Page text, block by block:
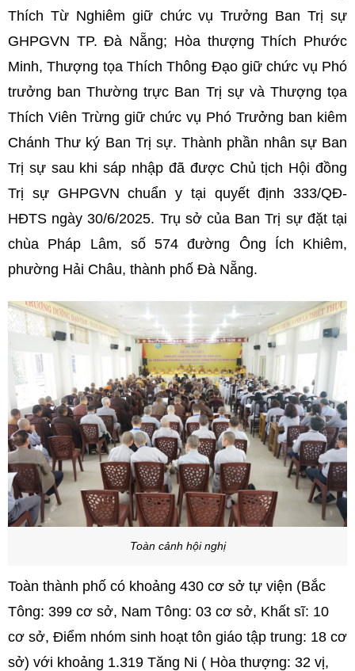
Thích Từ Nghiêm giữ chức vụ Trưởng Ban Trị sự
GHPGVN TP. Đà Nẵng; Hòa thượng Thích Phước
Minh, Thượng tọa Thích Thông Đạo giữ chức vụ Phó
trưởng ban Thường trực Ban Trị sự và Thượng tọa
Thích Viên Trừng giữ chức vụ Phó Trưởng ban kiêm
Chánh Thư ký Ban Trị sự. Thành phần nhân sự Ban
Trị sự sau khi sáp nhập đã được Chủ tịch Hội đồng
Trị sự GHPGVN chuẩn y tại quyết định 333/QĐ-
HĐTS ngày 30/6/2025. Trụ sở của Ban Trị sự đặt tại
chùa Pháp Lâm, số 574 đường Ông Ích Khiêm,
phường Hải Châu, thành phố Đà Nẵng.
Toàn cảnh hội nghị
Toàn thành phố có khoảng 430 cơ sở tự viện (Bắc
Tông: 399 cơ sở, Nam Tông: 03 cơ sở, Khất sĩ: 10
cơ sở, Điểm nhóm sinh hoạt tôn giáo tập trung: 18 cơ
sở) với khoảng 1.319 Tăng Ni ( Hòa thượng: 32 vị,